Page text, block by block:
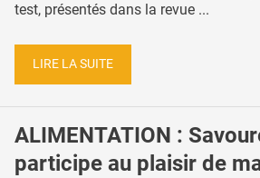
test, présentés dans la revue ...
LIRE LA SUITE
ALIMENTATION :
participe au plaisir de